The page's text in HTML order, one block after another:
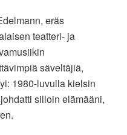
eräs
teatteri- ja
säveltäjiä,
1980-luvulla kielsin
silloin elämääni,